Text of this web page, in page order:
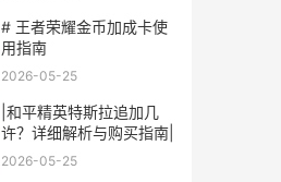
# 王者荣耀金币加成卡使
用指南
2026-05-25
|和平精英特斯拉追加几
许？详细解析与购买指南|
2026-05-25